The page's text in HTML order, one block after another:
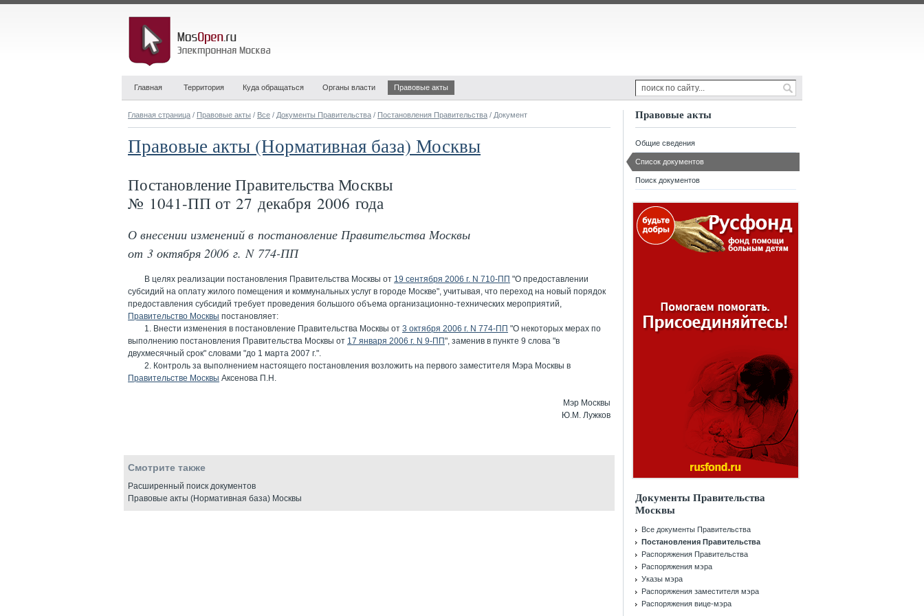
Главная Территория Куда обращаться Органы власти Правовые акты
Главная страница / Правовые акты / Все / Документы Правительства / Постановления Правительства / Документ
Правовые акты (Нормативная база) Москвы
Постановление Правительства Москвы
№ 1041-ПП от 27 декабря 2006 года
О внесении изменений в постановление Правительства Москвы
от 3 октября 2006 г. N 774-ПП
В целях реализации постановления Правительства Москвы от 19 сентября 2006 г. N 710-ПП "О предоставлении
субсидий на оплату жилого помещения и коммунальных услуг в городе Москве", учитывая, что переход на новый порядок
предоставления субсидий требует проведения большого объема организационно-технических мероприятий,
Правительство Москвы постановляет:
1. Внести изменения в постановление Правительства Москвы от 3 октября 2006 г. N 774-ПП "О некоторых мерах по
выполнению постановления Правительства Москвы от 17 января 2006 г. N 9-ПП", заменив в пункте 9 слова "в
двухмесячный срок" словами "до 1 марта 2007 г.".
2. Контроль за выполнением настоящего постановления возложить на первого заместителя Мэра Москвы в
Правительстве Москвы Аксенова П.Н.
Мэр Москвы
Ю.М. Лужков
Смотрите также
Расширенный поиск документов
Правовые акты (Нормативная база) Москвы
Правовые акты
Общие сведения
Список документов
Поиск документов
Документы Правительства
Москвы
Все документы Правительства
Постановления Правительства
Распоряжения Правительства
Распоряжения мэра
Указы мэра
Распоряжения заместителя мэра
Распоряжения вице-мэра